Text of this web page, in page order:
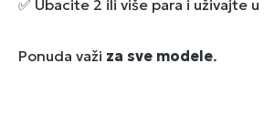
✅ Ubacite 2 ili više para i uživajte
Ponuda važi za sve modele.